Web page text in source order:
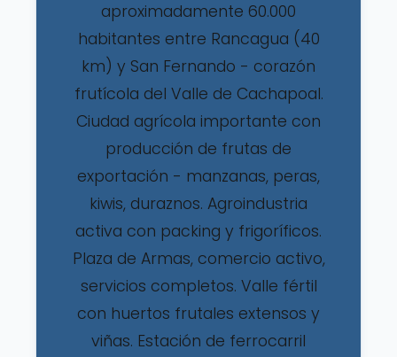
aproximadamente 60.000
habitantes entre Rancagua (40
km) y San Fernando - corazón
frutícola del Valle de Cachapoal.
Ciudad agrícola importante con
producción de frutas de
exportación - manzanas, peras,
kiwis, duraznos. Agroindustria
activa con packing y frigoríficos.
Plaza de Armas, comercio activo,
servicios completos. Valle fértil
con huertos frutales extensos y
viñas. Estación de ferrocarril